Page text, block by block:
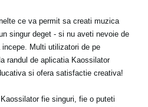
ce va permit sa creati muzica
singur deget - si nu aveti nevoie de
Multi utilizatori de pe
randul de aplicatia Kaossilator
si ofera satisfactie creativa!
fie singuri, fie o puteti